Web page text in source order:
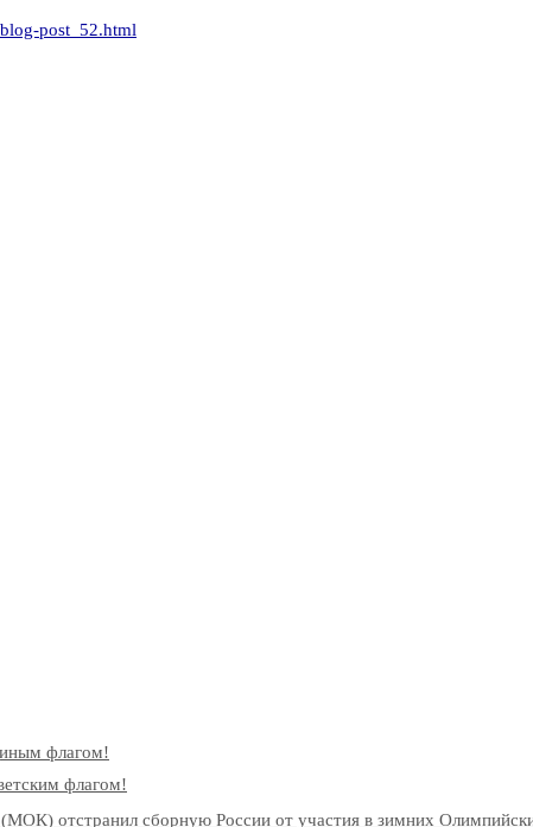
post_52.html
флагом!
флагом!
отстранил сборную России от участия в зимних